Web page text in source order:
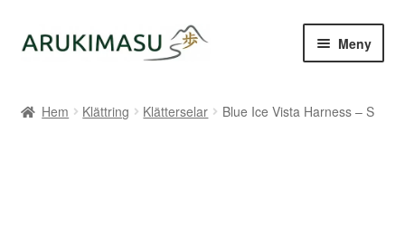
Hoppa
till
Hoppa
till
Meny
Hem Klättring Klätterselar Blue Ice Vista Harness – S